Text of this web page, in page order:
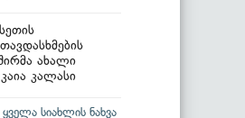
ახალი
კალასი
ყველა სიახლის ნახვა